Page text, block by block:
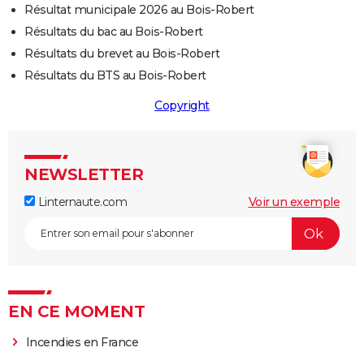
Résultat municipale 2026 au Bois-Robert
Résultats du bac au Bois-Robert
Résultats du brevet au Bois-Robert
Résultats du BTS au Bois-Robert
Copyright
NEWSLETTER
Linternaute.com Voir un exemple
EN CE MOMENT
Incendies en France